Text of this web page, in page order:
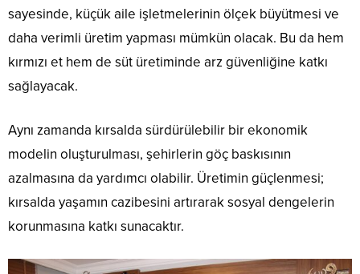
sayesinde, küçük aile işletmelerinin ölçek büyütmesi ve
daha verimli üretim yapması mümkün olacak. Bu da hem
kırmızı et hem de süt üretiminde arz güvenliğine katkı
sağlayacak.
Aynı zamanda kırsalda sürdürülebilir bir ekonomik
modelin oluşturulması, şehirlerin göç baskısının
azalmasına da yardımcı olabilir. Üretimin güçlenmesi;
kırsalda yaşamın cazibesini artırarak sosyal dengelerin
korunmasına katkı sunacaktır.